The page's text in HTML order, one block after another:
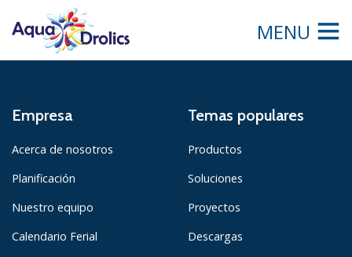
MENU
Empresa
Acerca de nosotros
Planificación
Nuestro equipo
Calendario Ferial
Temas populares
Productos
Soluciones
Proyectos
Descargas